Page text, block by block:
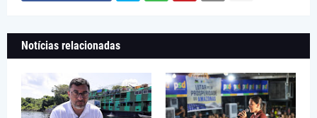
Notícias relacionadas